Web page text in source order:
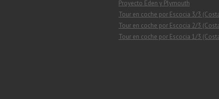
Proyecto Eden y Plymouth
Tour en coche por Escocia 3/3
Tour en coche por Escocia 2/3
Tour en coche por Escocia 1/3